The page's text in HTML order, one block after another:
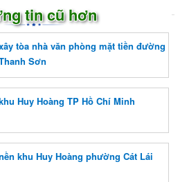
tin cũ hơn
tòa nhà văn phòng mặt tiền đường
Sơn
Huy Hoàng TP Hồ Chí Minh
khu Huy Hoàng phường Cát Lái